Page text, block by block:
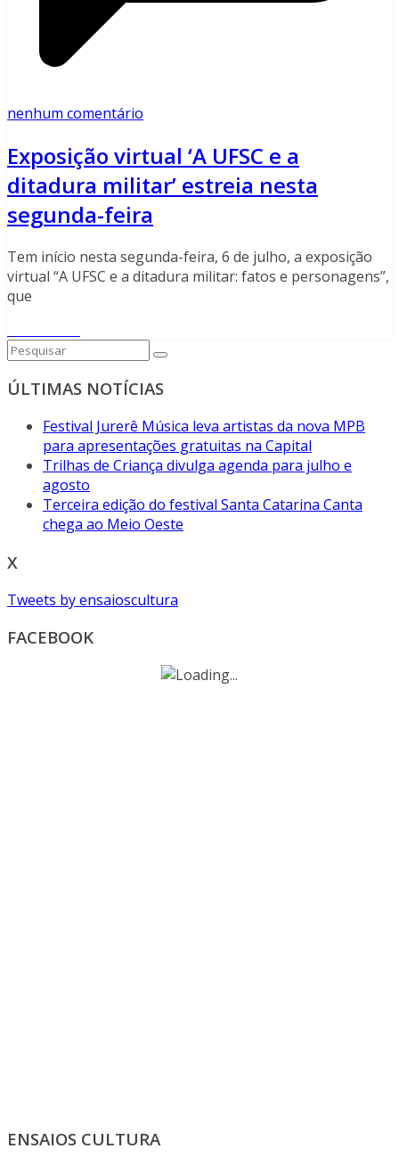
nenhum comentário
Exposição virtual ‘A UFSC e a
ditadura militar’ estreia nesta
segunda-feira
Tem início nesta segunda-feira, 6 de julho, a exposição
virtual “A UFSC e a ditadura militar: fatos e personagens”,
que
ÚLTIMAS NOTÍCIAS
Festival Jurerê Música leva artistas da nova MPB
para apresentações gratuitas na Capital
Trilhas de Criança divulga agenda para julho e
agosto
Terceira edição do festival Santa Catarina Canta
chega ao Meio Oeste
X
Tweets by ensaioscultura
FACEBOOK
ENSAIOS CULTURA